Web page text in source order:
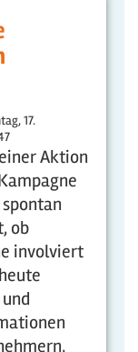
17.
Aktion
ob
involviert